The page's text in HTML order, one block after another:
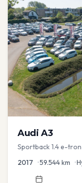
Audi A3
Sportback 1.4 e-
2017 •59.544km •